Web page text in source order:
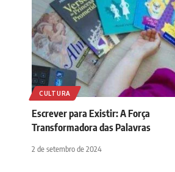
CULTURA
Escrever para Existir: A Força
Transformadora das Palavras
2 de setembro de 2024